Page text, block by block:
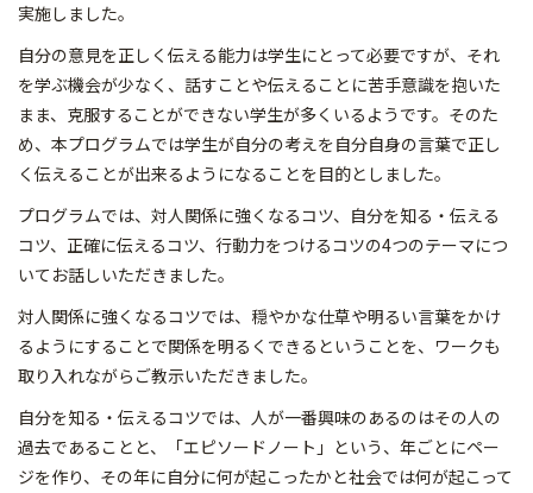
実施しました。
自分の意見を正しく伝える能力は学生にとって必要ですが、それ
を学ぶ機会が少なく、話すことや伝えることに苦手意識を抱いた
まま、克服することができない学生が多くいるようです。そのた
め、本プログラムでは学生が自分の考えを自分自身の言葉で正し
く伝えることが出来るようになることを目的としました。
プログラムでは、対人関係に強くなるコツ、自分を知る・伝える
コツ、正確に伝えるコツ、行動力をつけるコツの4つのテーマにつ
いてお話しいただきました。
対人関係に強くなるコツでは、穏やかな仕草や明るい言葉をかけ
るようにすることで関係を明るくできるということを、ワークも
取り入れながらご教示いただきました。
自分を知る・伝えるコツでは、人が一番興味のあるのはその人の
過去であることと、「エピソードノート」という、年ごとにペー
ジを作り、その年に自分に何が起こったかと社会では何が起こって